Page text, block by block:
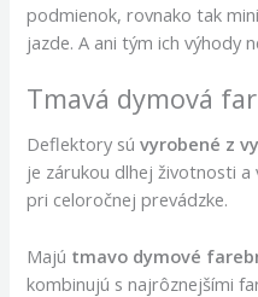
podmienok, rovnako tak
jazde. A ani tým ich výhody
Tmavá dymová
Deflektory súvyrobené z
je zárukou dlhej životnosti
pri celoročnej prevádzke.
Majú tmavo dymové
kombinujú s najrôznejšími